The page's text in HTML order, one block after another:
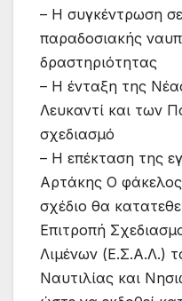
– Η συγκέντρωση
παραδοσιακής
δραστηριότητας
– Η ένταξη της
Λευκαντί και των
σχεδιασµό
– Η επέκταση της
Αρτάκης Ο φάκελος
σχέδιο θα
Επιτροπή
Λιµένων (Ε.Σ.Α.Λ.)
Ναυτιλίας και